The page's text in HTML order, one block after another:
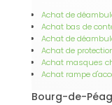
Achat de
Achat bas de
Achat de
Achat de
Achat masques
Achat rampe
Bourg-de-